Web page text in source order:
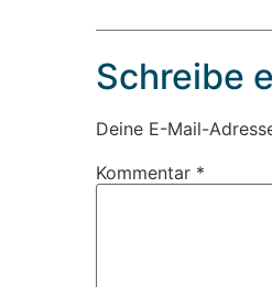
Schreibe
Deine E-Mail-
Kommentar *